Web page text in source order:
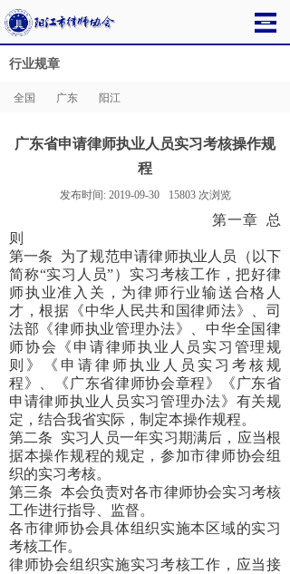
行业规章
全国 广东 阳江
广东省申请律师执业人员实习考核操作规
程
发布时间: 2019-09-30 15803 次浏览
第一章 总
则
第一条 为了规范申请律师执业人员（以下
简称“实习人员”）实习考核工作，把好律
师执业准入关，为律师行业输送合格人
才，根据《中华人民共和国律师法》、司
法部《律师执业管理办法》、中华全国律
师协会《申请律师执业人员实习管理规
则》《申请律师执业人员实习考核规
程》、《广东省律师协会章程》《广东省
申请律师执业人员实习管理办法》有关规
定，结合我省实际，制定本操作规程。
第二条 实习人员一年实习期满后，应当根
据本操作规程的规定，参加市律师协会组
织的实习考核。
第三条 本会负责对各市律师协会实习考核
工作进行指导、监督。
各市律师协会具体组织实施本区域的实习
考核工作。
律师协会组织实施实习考核工作，应当接